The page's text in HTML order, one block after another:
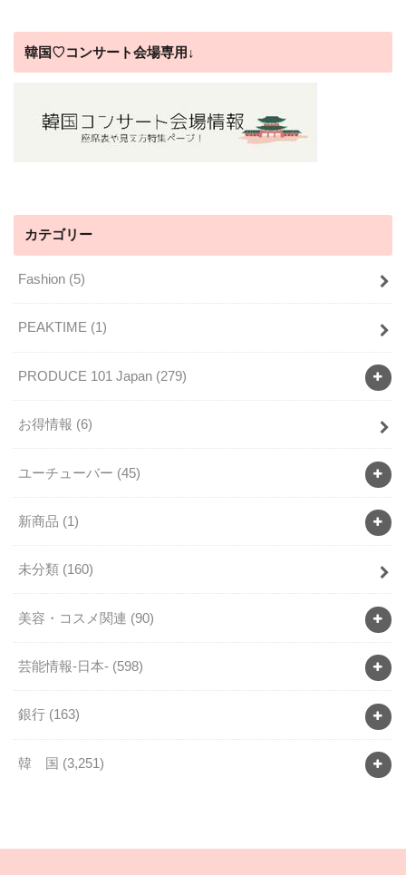
韓国♡コンサート会場専用↓
カテゴリー
Fashion (5)
PEAKTIME (1)
PRODUCE 101 Japan (279)
お得情報 (6)
ユーチューバー (45)
新商品 (1)
未分類 (160)
美容・コスメ関連 (90)
芸能情報-日本- (598)
銀行 (163)
韓 国 (3,251)